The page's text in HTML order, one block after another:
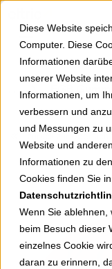
Diese Website
Computer. Diese
Informationen
unserer Website
Informationen, um
verbessern und
und Messungen zu
Website und
Informationen zu
Cookies finden Sie
Wenn Sie ablehnen,
beim Besuch dieser
einzelnes Cookie
daran zu erinnern,
Springe zu Hauptinhalt
zurück zur Übersicht